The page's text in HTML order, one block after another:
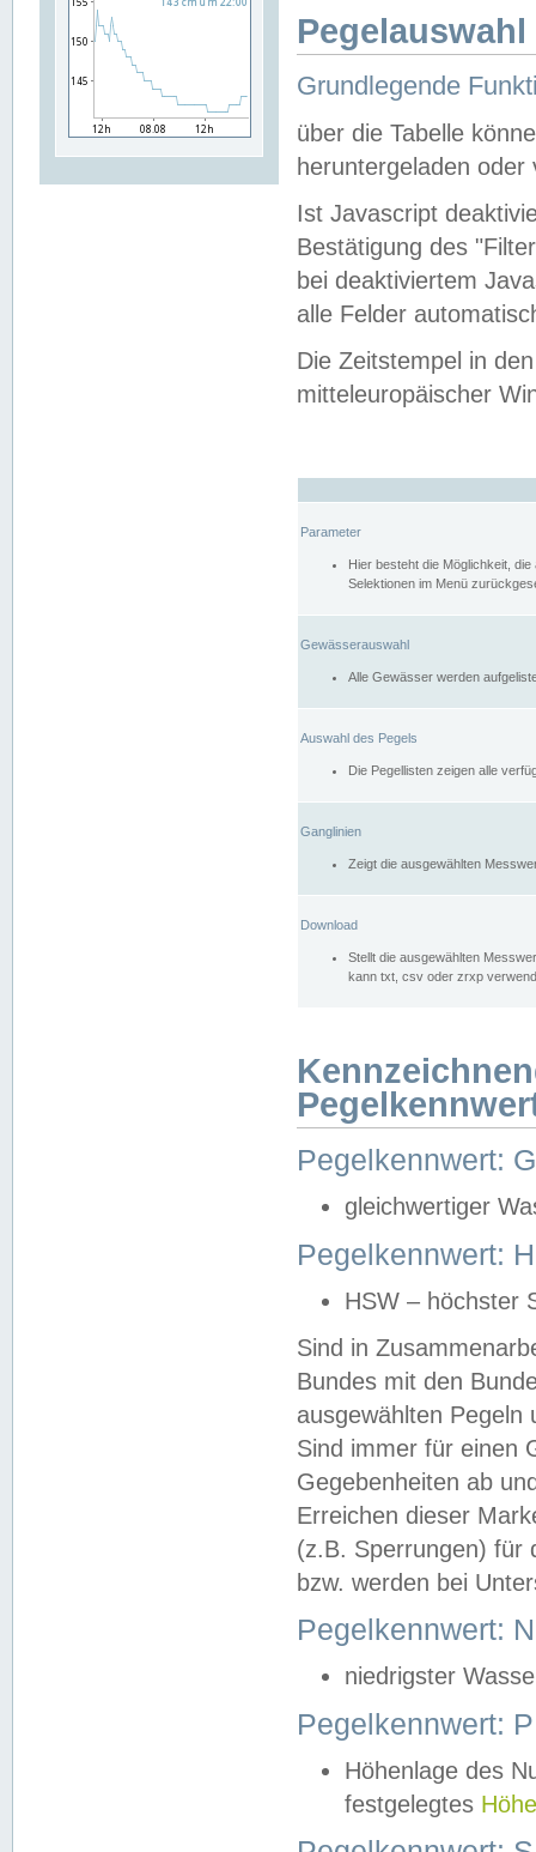
Grundlegende
über die Tabelle
heruntergeladen oder
Ist Javascript
Bestätigung des
bei deaktiviertem
alle Felder
Die Zeitstempel in
mitteleuropäischer
Parameter
Hier besteht die Möglichkeit,
Selektionen im Menü
Gewässerauswahl
Alle Gewässer werden
Auswahl des Pegels
Die Pegellisten zeigen alle
Ganglinien
Zeigt die ausgewählten
Download
Stellt die ausgewählten
kann txt, csv oder zrxp
Pegelkennwert:
gleichwertiger
Pegelkennwert:
HSW – höchster
Sind in
Bundes mit den
ausgewählten
Sind immer für einen
Gegebenheiten ab
Erreichen dieser
(z.B. Sperrungen) für
bzw. werden bei
Pegelkennwert:
niedrigster
Pegelkennwert:
Höhenlage des
festgelegtes